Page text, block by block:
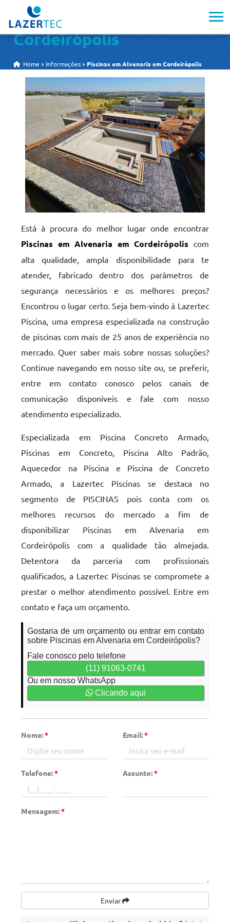
Piscinas em Alvenaria em
Cordeirópolis
Home » Informações » Piscinas em Alvenaria em Cordeirópolis
Está à procura do melhor lugar onde encontrar
Piscinas em Alvenaria em Cordeirópolis com
alta qualidade, ampla disponibilidade para te
atender, fabricado dentro dos parâmetros de
segurança necessários e os melhores preços?
Encontrou o lugar certo. Seja bem-vindo à Lazertec
Piscina, uma empresa especializada na construção
de piscinas com mais de 25 anos de experiência no
mercado. Quer saber mais sobre nossas soluções?
Continue navegando em nosso site ou, se preferir,
entre em contato conosco pelos canais de
comunicação disponíveis e fale com nosso
atendimento especializado.
Especializada em Piscina Concreto Armado,
Piscinas em Concreto, Piscina Alto Padrão,
Aquecedor na Piscina e Piscina de Concreto
Armado, a Lazertec Piscinas se destaca no
segmento de PISCINAS pois conta com os
melhores recursos do mercado a fim de
disponibilizar Piscinas em Alvenaria em
Cordeirópolis com a qualidade tão almejada.
Detentora da parceria com profissionais
qualificados, a Lazertec Piscinas se compromete a
prestar o melhor atendimento possível. Entre em
contato e faça um orçamento.
Gostaria de um orçamento ou entrar em contato
sobre Piscinas em Alvenaria em Cordeirópolis?
Fale conosco pelo telefone
(11) 91063-0741
Ou em nosso WhatsApp
Clicando aqui
Nome:* Email:*
Telefone:* Assunto:*
Mensagem:*
Enviar